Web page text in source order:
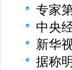
专家
中央
新华
据称